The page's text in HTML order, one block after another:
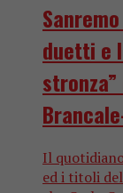
duetti e
stronza”
Il
ed i titoli